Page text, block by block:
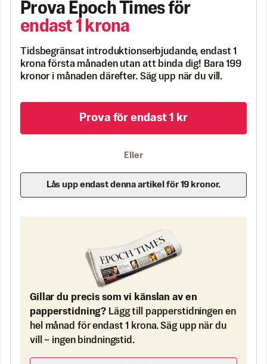
Prova Epoch Times för
endast 1 krona
Tidsbegränsat introduktionserbjudande, endast 1
krona första månaden utan att binda dig! Bara 199
kronor i månaden därefter. Säg upp när du vill.
Prova för endast 1 kr
Eller
Lås upp endast denna artikel för 19 kronor.
Gillar du precis som vi känslan av en
papperstidning? Lägg till papperstidningen en
hel månad för endast 1 krona. Säg upp när du
vill – ingen bindningstid.